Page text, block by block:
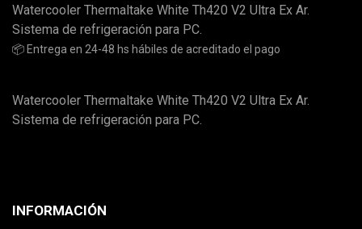
Watercooler Thermaltake White Th420 V2 Ultra Ex Ar.
Sistema de refrigeración para PC.
📦 Entrega en 24-48 hs hábiles de acreditado el pago
Watercooler Thermaltake White Th420 V2 Ultra Ex Ar.
Sistema de refrigeración para PC.
INFORMACIÓN